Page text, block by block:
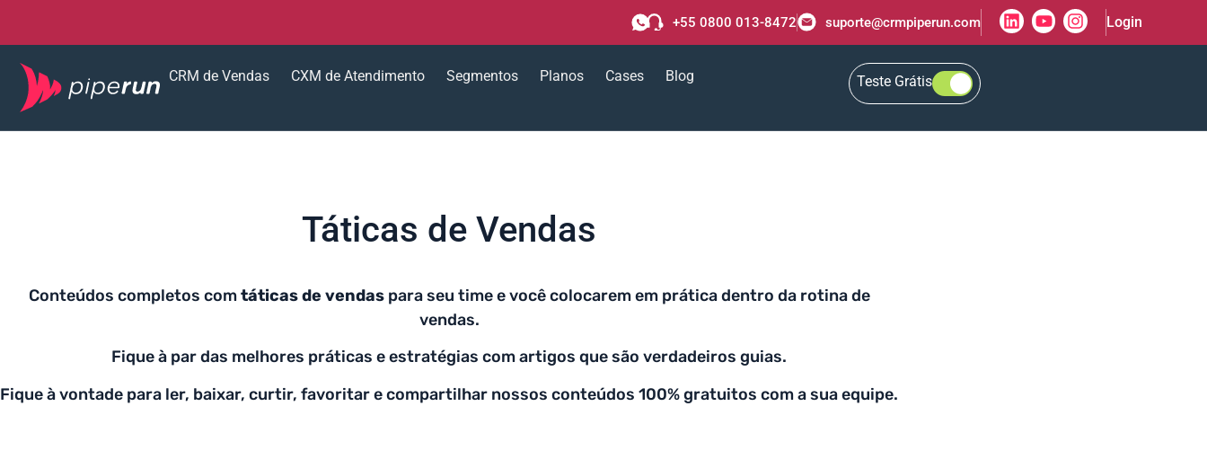
+55 0800 013-8472 suporte@crmpiperun.com Login
CRM de Vendas CXM de Atendimento Segmentos Planos Cases Blog Teste Grátis
Táticas de Vendas
Conteúdos completos comtáticas de vendaspara seu time e você colocarem em prática dentro da rotina de
vendas.
Fique à par das melhores práticas e estratégias com artigos que são verdadeiros guias.
Fique à vontade para ler, baixar, curtir, favoritar e compartilhar nossos conteúdos 100% gratuitos com a sua equipe.